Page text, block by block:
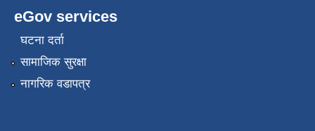
eGov services
घटना दर्ता
सामाजिक सुरक्षा
नागरिक वडापत्र